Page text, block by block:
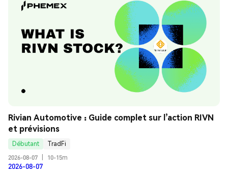
Rivian Automotive : Guide complet sur l’action RIVN
et prévisions
Débutant
TradFi
2026-08-07
10-15m
2026-08-07